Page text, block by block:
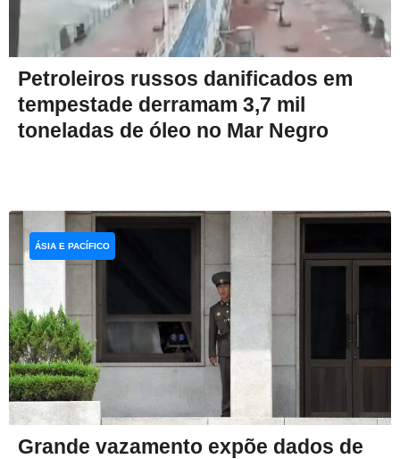
Petroleiros russos danificados em
tempestade derramam 3,7 mil
toneladas de óleo no Mar Negro
Grande vazamento expõe dados de
ÁSIA E PACÍFICO